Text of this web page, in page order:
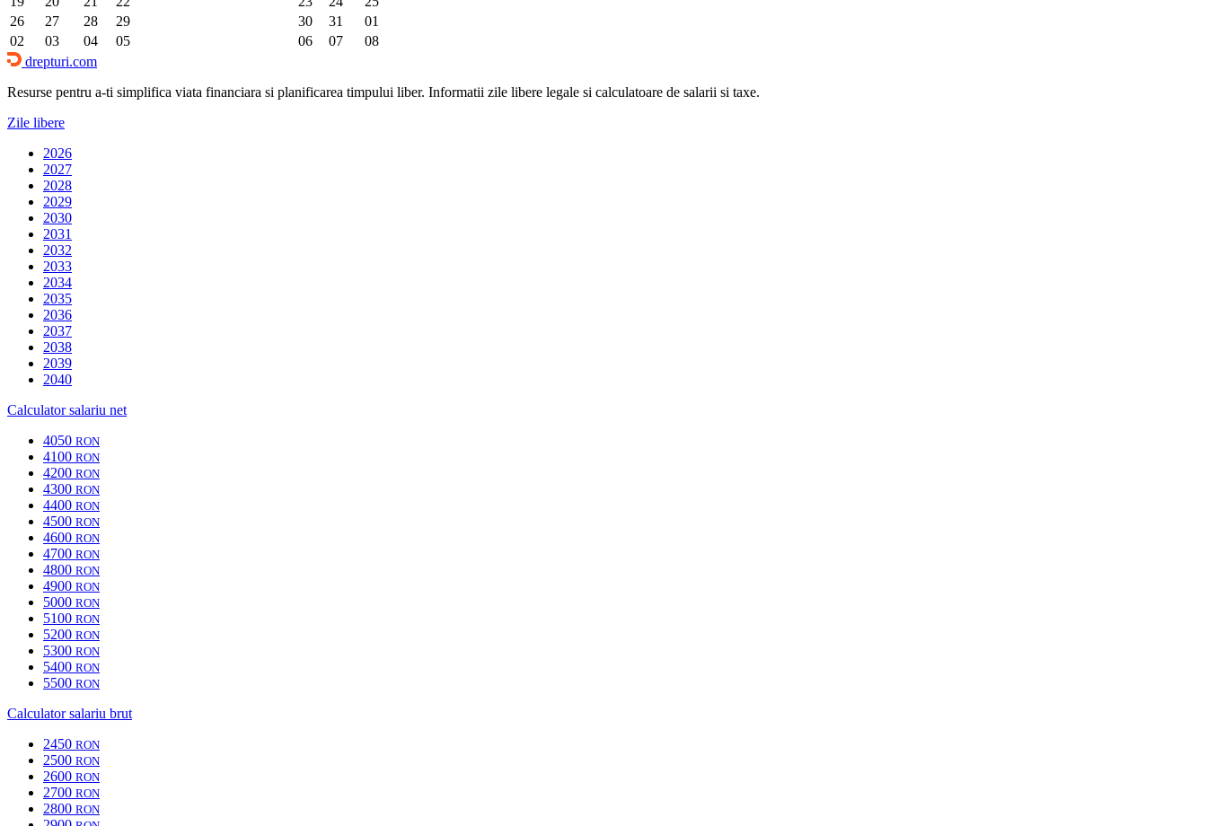
26
27 28 29 30 31
01
02
03 04 05 06 07
08
drepturi.com
Resurse pentru a-ti simplifica viata financiara si planificarea timpului liber. Informatii zile libere legale si calculatoare de salarii si taxe.
Zile libere
2026
2027
2028
2029
2030
2031
2032
2033
2034
2035
2036
2037
2038
2039
2040
Calculator salariu net
4050 RON
4100 RON
4200 RON
4300 RON
4400 RON
4500 RON
4600 RON
4700 RON
4800 RON
4900 RON
5000 RON
5100 RON
5200 RON
5300 RON
5400 RON
5500 RON
Calculator salariu brut
2450 RON
2500 RON
2600 RON
2700 RON
2800 RON